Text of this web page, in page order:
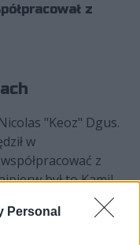
Personal
z
"Keoz" Dgus.
w
z
był to Kamil
podczas BLAST.tv